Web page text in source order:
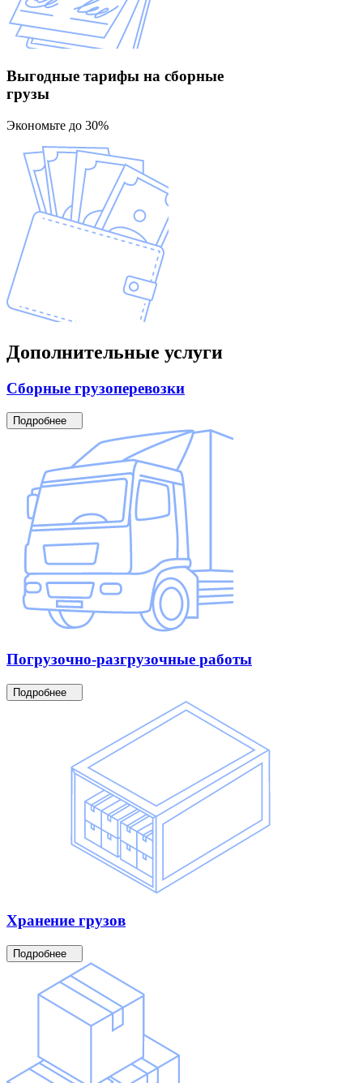
Выгодные тарифы на сборные
грузы
Экономьте до 30%
Дополнительные услуги
Сборные грузоперевозки
Подробнее
Погрузочно-разгрузочные работы
Подробнее
Хранение грузов
Подробнее